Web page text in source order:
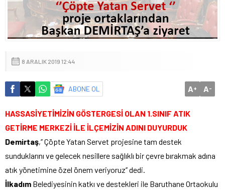
8 ARALIK 2019 12:44
ABONE OL A+ A-
HASSASİYETİMİZİN GÖSTERGESİ OLAN 1.SINIF ATIK
GETİRME MERKEZİ İLE İLÇEMİZİN ADINI DUYURDUK
Demirtaş,’’ Çöpte Yatan Servet projesine tam destek
sunduklarını ve gelecek nesillere sağlıklı bir çevre bırakmak adına
atık yönetimine özel önem veriyoruz’’ dedi.
İlkadım Belediyesinin katkı ve destekleri ile Baruthane Ortaokulu